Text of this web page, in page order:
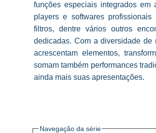
funções especiais integrados em
players e softwares
filtros, dentre vários outros
dedicadas. Com a diversidade
acrescentam elementos,
somam também performances
ainda mais suas apresentações.
Navegação da série